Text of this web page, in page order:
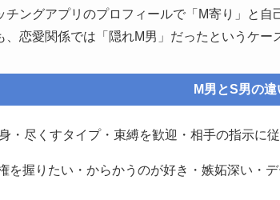
チングアプリのプロフィールで「M寄り」と
、恋愛関係では「隠れM男」だったというケー
M男とS男の違
身・尽くすタイプ・束縛を歓迎・相手の指示に
を握りたい・からかうのが好き・嫉妬深い・